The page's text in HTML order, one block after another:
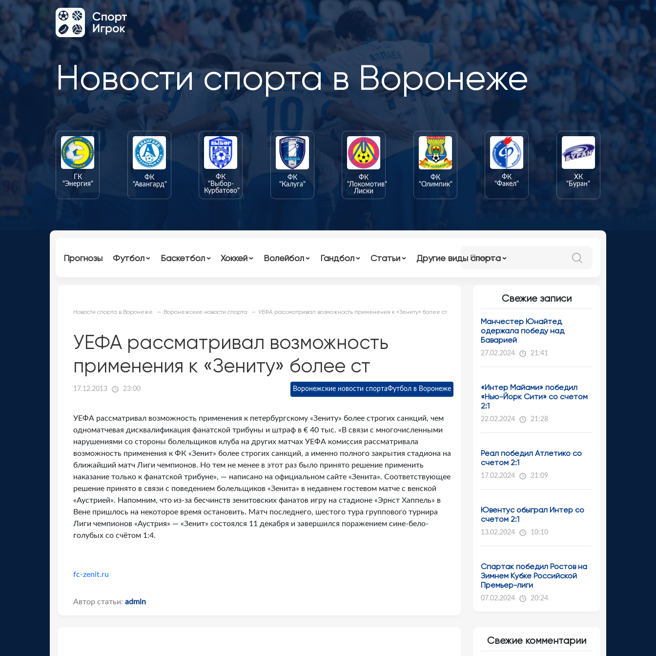
Новости спорта в Воронеже
ГК
"Энергия"
ФК
"Авангард"
ФК
"Выбор-
Курбатово"
ФК
"Калуга"
ФК
"Локомотив"
Лиски
ФК
"Олимпик"
ФК
"Факел"
ХК
"Буран"
Прогнозы Футбол Баскетбол Хоккей Волейбол Гандбол Статьи Другие виды спорта
Новости спорта в Воронеже Воронежские новости спорта УЕФА рассматривал возможность применения к «Зениту» более ст
УЕФА рассматривал возможность
применения к «Зениту» более ст
17.12.2013 23:00 Воронежские новости спортаФутбол в Воронеже
УЕФА рассматривал возможность применения к петербургскому «Зениту» более строгих санкций, чем
одноматчевая дисквалификация фанатской трибуны и штраф в € 40 тыс. «В связи с многочисленными
нарушениями со стороны болельщиков клуба на других матчах УЕФА комиссия рассматривала
возможность применения к ФК «Зенит» более строгих санкций, а именно полного закрытия стадиона на
ближайший матч Лиги чемпионов. Но тем не менее в этот раз было принято решение применить
наказание только к фанатской трибуне», — написано на официальном сайте «Зенита». Соответствующее
решение принято в связи с поведением болельщиков «Зенита» в недавнем гостевом матче с венской
«Аустрией». Напомним, что из-за бесчинств зенитовских фанатов игру на стадионе «Эрнст Хаппель» в
Вене пришлось на некоторое время остановить. Матч последнего, шестого тура группового турнира
Лиги чемпионов «Аустрия» — «Зенит» состоялся 11 декабря и завершился поражением сине-бело-
голубых со счётом 1:4.
fc-zenit.ru
Автор статьи: admin
Свежие записи
Манчестер Юнайтед
одержала победу над
Баварией
27.02.2024 21:41
«Интер Майами» победил
«Нью-Йорк Сити» со счетом
2:1
22.02.2024 21:28
Реал победил Атлетико со
счетом 2:1
17.02.2024 21:09
Ювентус обыграл Интер со
счетом 2:1
13.02.2024 10:10
Спартак победил Ростов на
Зимнем Кубке Российской
Премьер-лиги
07.02.2024 20:24
Свежие комментарии